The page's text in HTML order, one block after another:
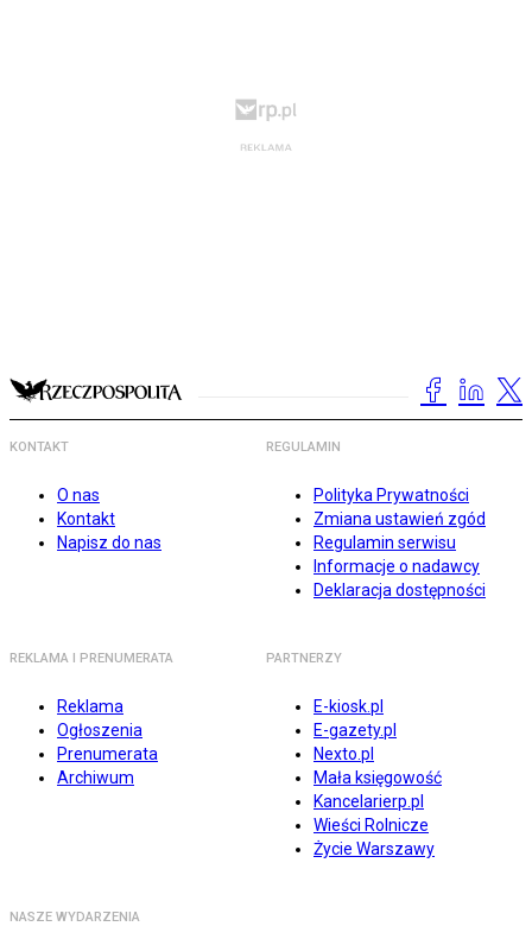
KONTAKT
O nas
Kontakt
Napisz do nas
REGULAMIN
Polityka Prywatności
Zmiana ustawień zgód
Regulamin serwisu
Informacje o nadawcy
Deklaracja dostępności
REKLAMA I PRENUMERATA
Reklama
Ogłoszenia
Prenumerata
Archiwum
PARTNERZY
E-kiosk.pl
E-gazety.pl
Nexto.pl
Mała księgowość
Kancelarierp.pl
Wieści Rolnicze
Życie Warszawy
NASZE WYDARZENIA